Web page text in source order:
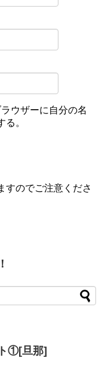
ウザーに自分の名
。
すのでご注意くださ
①[旦那]